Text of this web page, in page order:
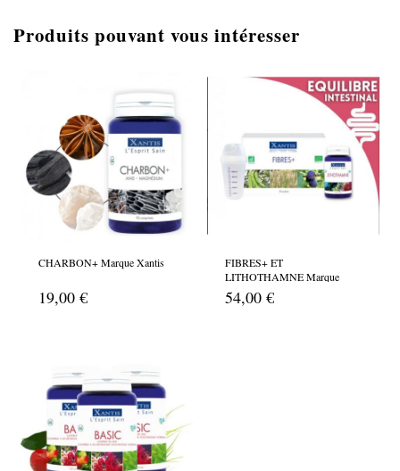
Produits pouvant vous intéresser
CHARBON+ Marque Xantis
19,00 €
FIBRES+ ET
LITHOTHAMNE Marque
Xantis
54,00 €